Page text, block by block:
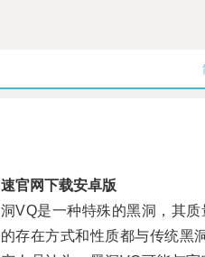
官网下载安卓版
是一种特殊的黑洞，其质
在方式和性质都与传统黑洞